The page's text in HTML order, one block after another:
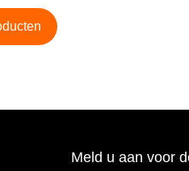
Meld u aan voor